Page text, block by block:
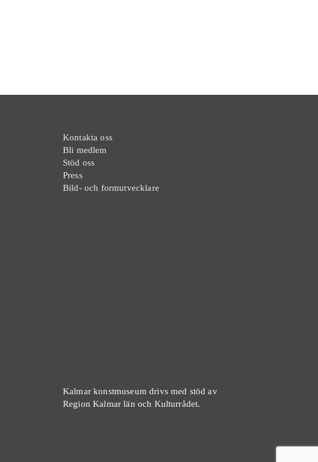
Kontakta oss
Bli medlem
Stöd oss
Press
Bild- och formutvecklare
Kalmar konstmuseum drivs med stöd av
Region Kalmar län och Kulturrådet.